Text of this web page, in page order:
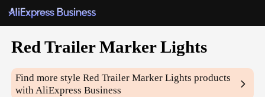
Red Trailer Marker Lights
Find more styleRed Trailer Marker Lights products
with AliExpress Business